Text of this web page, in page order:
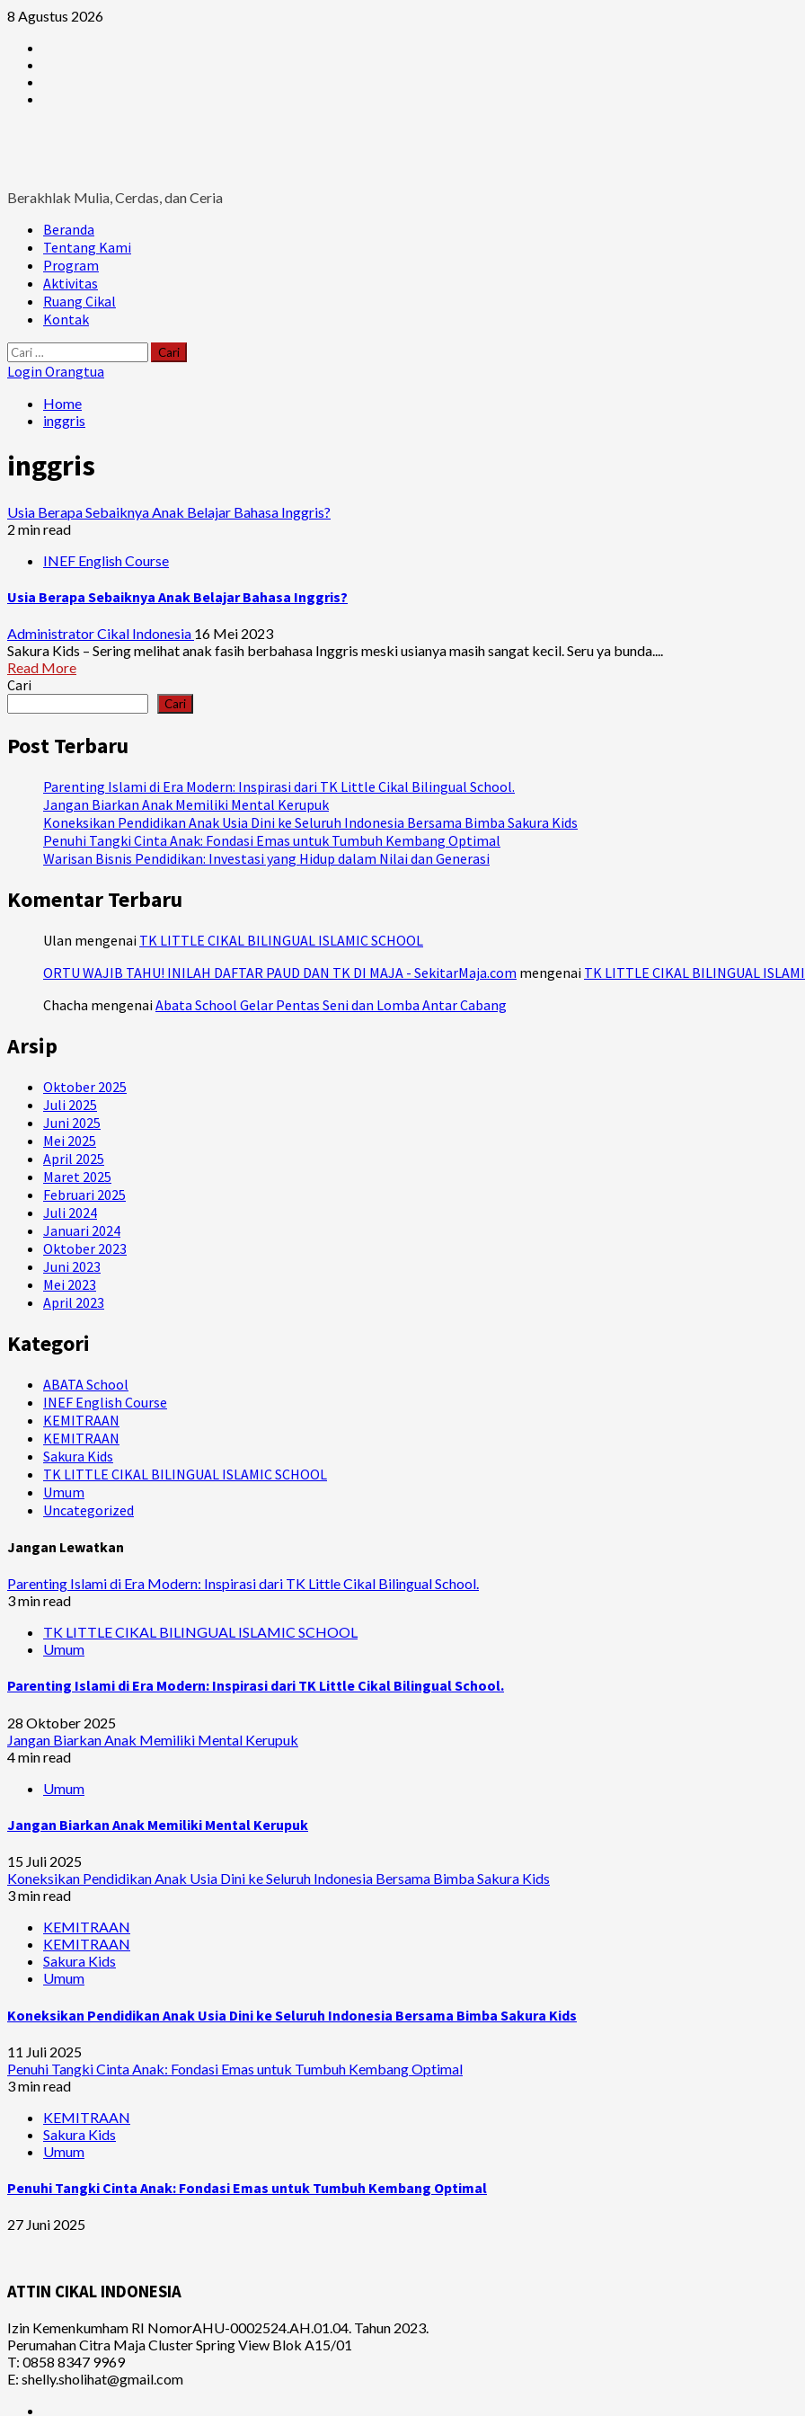
Skip
content
8 Agustus 2026
Berakhlak Mulia, Cerdas, dan Ceria
Primary
Menu
Beranda
Tentang Kami
Program
Aktivitas
Ruang Cikal
Kontak
Cari
untuk:
Login Orangtua
Home
inggris
inggris
Usia Berapa Sebaiknya Anak Belajar Bahasa Inggris?
2 min read
INEF English Course
Usia Berapa Sebaiknya Anak Belajar Bahasa Inggris?
Administrator Cikal Indonesia 16 Mei 2023
Sakura Kids – Sering melihat anak fasih berbahasa Inggris meski usianya masih sangat kecil. Seru ya bunda....
Read More
Cari
Cari
Post Terbaru
Parenting Islami di Era Modern: Inspirasi dari TK Little Cikal Bilingual School.
Jangan Biarkan Anak Memiliki Mental Kerupuk
Koneksikan Pendidikan Anak Usia Dini ke Seluruh Indonesia Bersama Bimba Sakura Kids
Penuhi Tangki Cinta Anak: Fondasi Emas untuk Tumbuh Kembang Optimal
Warisan Bisnis Pendidikan: Investasi yang Hidup dalam Nilai dan Generasi
Komentar Terbaru
Ulan mengenai TK LITTLE CIKAL BILINGUAL ISLAMIC SCHOOL
ORTU WAJIB TAHU! INILAH DAFTAR PAUD DAN TK DI MAJA - SekitarMaja.com mengenai TK LITTLE CIKAL BILINGUAL
Chacha mengenai Abata School Gelar Pentas Seni dan Lomba Antar Cabang
Arsip
Oktober 2025
Juli 2025
Juni 2025
Mei 2025
April 2025
Maret 2025
Februari 2025
Juli 2024
Januari 2024
Oktober 2023
Juni 2023
Mei 2023
April 2023
Kategori
ABATA School
INEF English Course
KEMITRAAN
KEMITRAAN
Sakura Kids
TK LITTLE CIKAL BILINGUAL ISLAMIC SCHOOL
Umum
Uncategorized
Jangan Lewatkan
Parenting Islami di Era Modern: Inspirasi dari TK Little Cikal Bilingual School.
3 min read
TK LITTLE CIKAL BILINGUAL ISLAMIC SCHOOL
Umum
Parenting Islami di Era Modern: Inspirasi dari TK Little Cikal Bilingual School.
28 Oktober 2025
Jangan Biarkan Anak Memiliki Mental Kerupuk
4 min read
Umum
Jangan Biarkan Anak Memiliki Mental Kerupuk
15 Juli 2025
Koneksikan Pendidikan Anak Usia Dini ke Seluruh Indonesia Bersama Bimba Sakura Kids
3 min read
KEMITRAAN
KEMITRAAN
Sakura Kids
Umum
Koneksikan Pendidikan Anak Usia Dini ke Seluruh Indonesia Bersama Bimba Sakura Kids
11 Juli 2025
Penuhi Tangki Cinta Anak: Fondasi Emas untuk Tumbuh Kembang Optimal
3 min read
KEMITRAAN
Sakura Kids
Umum
Penuhi Tangki Cinta Anak: Fondasi Emas untuk Tumbuh Kembang Optimal
27 Juni 2025
ATTIN CIKAL INDONESIA
Izin Kemenkumham RI NomorAHU-0002524.AH.01.04. Tahun 2023.
Perumahan Citra Maja Cluster Spring View Blok A15/01
T: 0858 8347 9969
E: shelly.sholihat@gmail.com